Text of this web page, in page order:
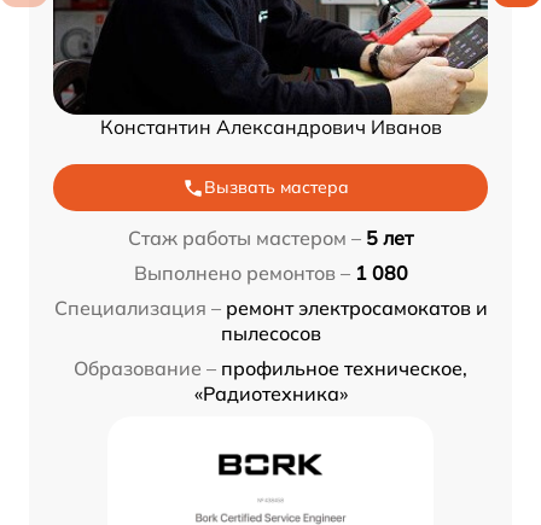
Константин Александрович Иванов
Вызвать мастера
Стаж работы мастером – 5 лет
Выполнено ремонтов – 1 080
Специализация – ремонт электросамокатов и
пылесосов
Образование – профильное техническое,
«Радиотехника»